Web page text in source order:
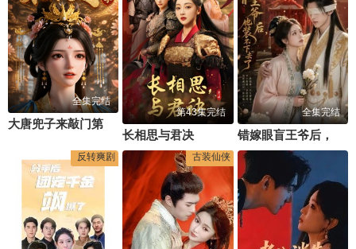
全集完结
第43集完结
长相思与君决
全集完结
反转爽剧 古装仙侠